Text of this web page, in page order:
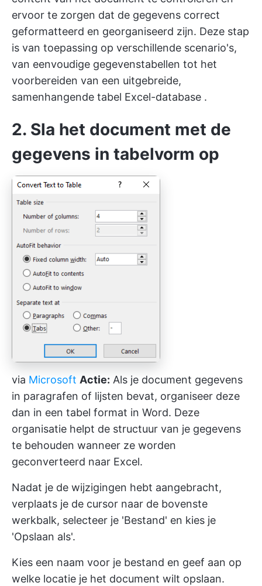
ervoor te zorgen dat de gegevens correct
geformatteerd en georganiseerd zijn. Deze stap
is van toepassing op verschillende scenario's,
van eenvoudige gegevenstabellen tot het
voorbereiden van een uitgebreide,
samenhangende tabel Excel-database .
2. Sla het document met de
gegevens in tabelvorm op
via Microsoft Actie: Als je document gegevens
in paragrafen of lijsten bevat, organiseer deze
dan in een tabel format in Word. Deze
organisatie helpt de structuur van je gegevens
te behouden wanneer ze worden
geconverteerd naar Excel.
Nadat je de wijzigingen hebt aangebracht,
verplaats je de cursor naar de bovenste
werkbalk, selecteer je 'Bestand' en kies je
'Opslaan als'.
Kies een naam voor je bestand en geef aan op
welke locatie je het document wilt opslaan.